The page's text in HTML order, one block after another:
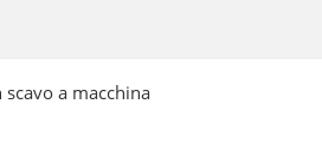
scavo a macchina